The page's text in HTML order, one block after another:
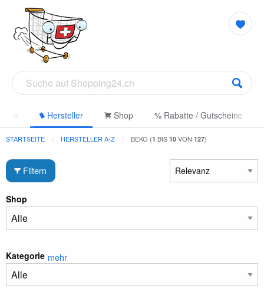
Hersteller Shop % Rabatte / Gutscheine
STARTSEITE HERSTELLER A-Z BEKO (1 BIS 10 VON 127)
Filtern
Shop
Kategorie mehr